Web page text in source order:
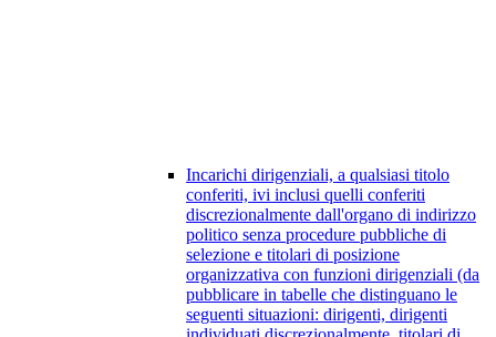
Incarichi dirigenziali, a qualsiasi titolo
conferiti, ivi inclusi quelli conferiti
discrezionalmente dall'organo di indirizzo
politico senza procedure pubbliche di
selezione e titolari di posizione
organizzativa con funzioni dirigenziali (da
pubblicare in tabelle che distinguano le
seguenti situazioni: dirigenti, dirigenti